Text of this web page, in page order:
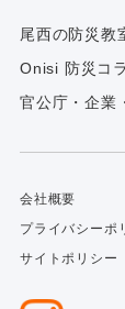
尾西の防災教
Onisi 防災コ
官公庁・企業
会社概要
プライバシーポ
サイトポリシー